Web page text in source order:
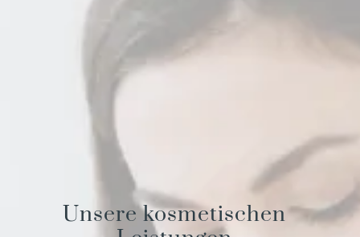
Unsere kosmetischen